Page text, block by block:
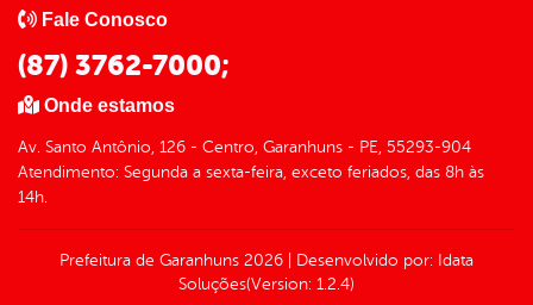
Fale Conosco
(87) 3762-7000;
Onde estamos
Av. Santo Antônio, 126 - Centro, Garanhuns - PE, 55293-904
Atendimento: Segunda a sexta-feira, exceto feriados, das 8h às
14h.
Prefeitura de Garanhuns 2026 Desenvolvido por: Idata
Soluções(Version: 1.2.4)